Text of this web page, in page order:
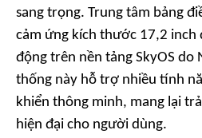
sang trọng. Trung tâm bảng
cảm ứng kích thước 17,2 inch
động trên nền tảng SkyOS do
thống này hỗ trợ nhiều tính
khiển thông minh, mang lại
hiện đại cho người dùng.